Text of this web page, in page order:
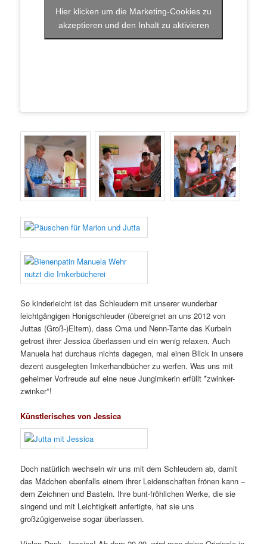
Hier klicken um die Marketing-Cookies zu
akzeptieren und den Inhalt zu aktivieren
So kinderleicht ist das Schleudern mit unserer wunderbar
leichtgängigen Honigschleuder (übereignet an uns 2012 von
Juttas (Groß-)Eltern), dass Oma und Nenn-Tante das Kurbeln
getrost ihrer Jessica überlassen und ein wenig relaxen. Auch
Manuela hat durchaus nichts dagegen, mal einen Blick in unsere
dezent ausgelegten Imkerhandbücher zu werfen. Was uns mit
geheimer Vorfreude auf eine neue Jungimkerin erfüllt *zwinker-
zwinker*!
Künstlerisches von Jessica
Doch natürlich wechseln wir uns mit dem Schleudern ab, damit
das Mädchen ebenfalls einem ihrer Leidenschaften frönen kann –
dem Zeichnen und Basteln. Ihre bunt-fröhlichen Werke, die sie
singend und mit Leichtigkeit anfertigte, hat sie uns
großzügigerweise sogar überlassen.